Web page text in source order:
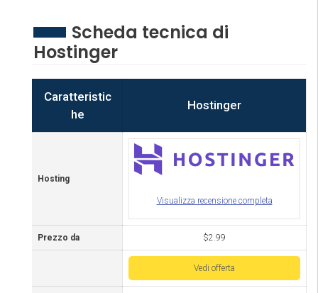
Scheda tecnica di
Hostinger
Caratteristic
he
Hostinger
Hosting
Visualizza recensione completa
Prezzo da $2.99
Vedi offerta